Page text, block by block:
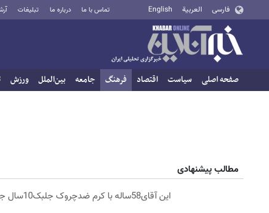
فارسی العربية English تماس با ما درباره ما تبلیغات
صفحه اصلی سیاست اقتصاد فرهنگ جامعه بین‌الملل ورزش
مطالب پیشنهادی
این آقای58ساله با کرم ضدچروک جلبک10سال جوان شد(سفارش با تخفیف)